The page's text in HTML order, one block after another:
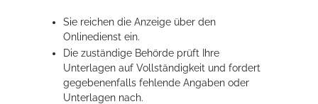
Sie reichen die Anzeige über den
Onlinedienst ein.
Die zuständige Behörde prüft Ihre
Unterlagen auf Vollständigkeit und fordert
gegebenenfalls fehlende Angaben oder
Unterlagen nach.